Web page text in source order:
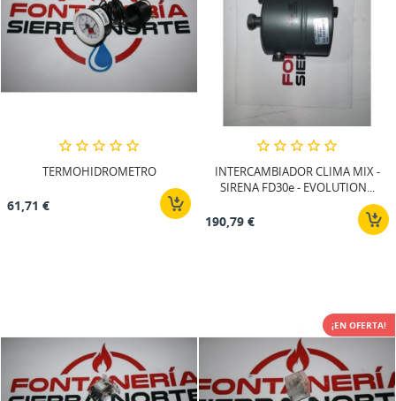
TERMOHIDROMETRO
61,71 €
INTERCAMBIADOR CLIMA MIX -
SIRENA FD30e - EVOLUTION...
190,79 €
¡EN OFERTA!